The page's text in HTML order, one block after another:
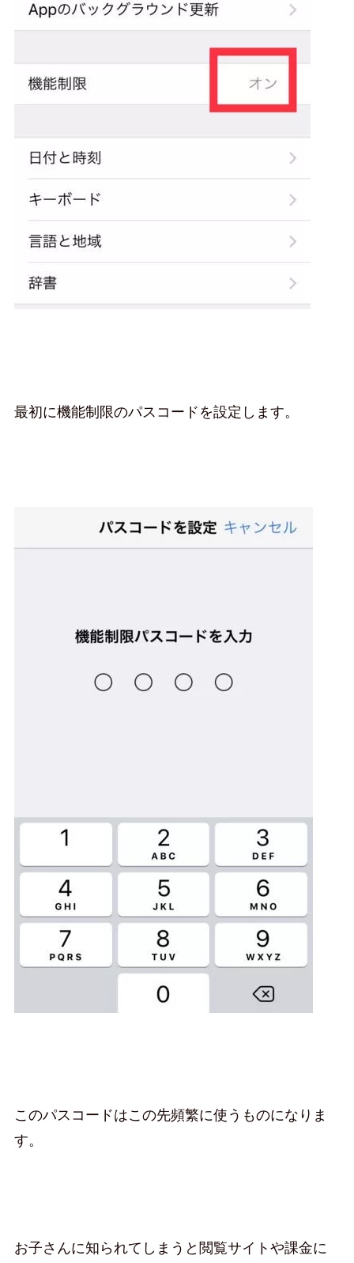
最初に機能制限のパスコードを設定します。
このパスコードはこの先頻繁に使うものになりま
す。
お子さんに知られてしまうと閲覧サイトや課金に